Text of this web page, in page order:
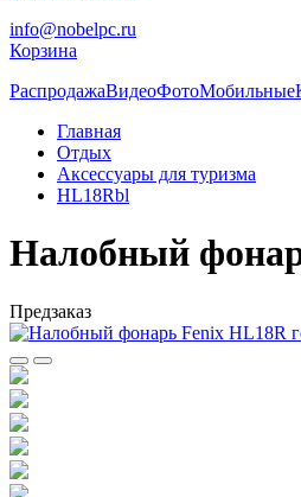
info@nobelpc.ru
Корзина
РаспродажаВидеоФотоМобильные
Главная
Отдых
Аксессуары для туризма
HL18Rbl
Налобный
Предзаказ